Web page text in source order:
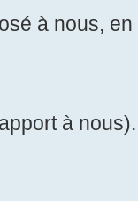
à nous,
à nous).